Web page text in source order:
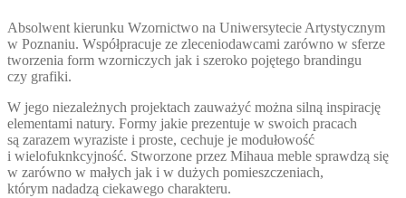
Absolwent kierunku Wzornictwo na Uniwersytecie Artystycznym
w Poznaniu. Współpracuje ze zleceniodawcami zarówno w sferze
tworzenia form wzorniczych jak i szeroko pojętego brandingu
czy grafiki.
W jego niezależnych projektach zauważyć można silną inspirację
elementami natury. Formy jakie prezentuje w swoich pracach
są zarazem wyraziste i proste, cechuje je modułowość
i wielofuknkcyjność. Stworzone przez Mihaua meble sprawdzą się
w zarówno w małych jak i w dużych pomieszczeniach,
którym nadadzą ciekawego charakteru.